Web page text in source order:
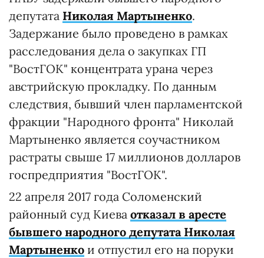
депутата Николая Мартыненко.
Задержание было проведено в рамках
расследования дела о закупках ГП
"ВостГОК" концентрата урана через
австрийскую прокладку. По данным
следствия, бывший член парламентской
фракции "Народного фронта" Николай
Мартыненко является соучастником
растраты свыше 17 миллионов долларов
госпредприятия "ВостГОК".
22 апреля 2017 года Соломенский
районный суд Киева отказал в аресте
бывшего народного депутата Николая
Мартыненко и отпустил его на поруки